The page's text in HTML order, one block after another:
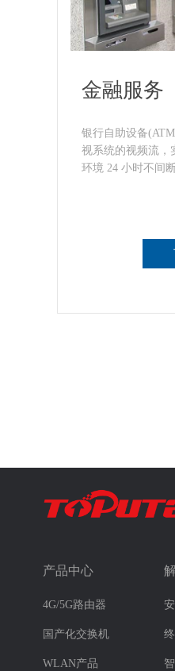
金融服务
银行自助设备
视系统的视频流，
环境 24 小时不间断
产品中心
4G/5G路由器
国产化交换机
WLAN产品